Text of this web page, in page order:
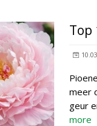
Top
meer
geur
more